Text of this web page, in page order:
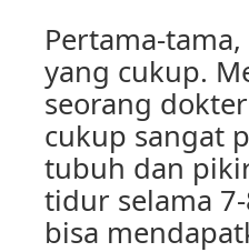
Pertama-
yang cukup.
seorang
cukup sangat
tubuh dan
tidur selama
bisa